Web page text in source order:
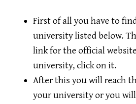
First of all you have to
university listed below.
link for the official
university, click on it.
After this you will reach
your university or you